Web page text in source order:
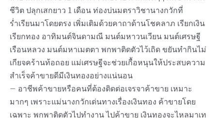
ชีวิต ปลุกเสกยาว 1 เดือน ท่องบ่นมตราวิชานางกวักที่
ร่ำเรียนมาโดยตรง เพิ่มเติมด้วยคาถาด้านโชคลาภ เรียกเงิน
เรียกทอง อาทิมนต์จินดามณี มนต์มหาวนเวียน มนต์เศรษฐี
เรือนหลวง มนต์มหาเมตตา พกพาติดตัวไว้เถิด ขยันทำกินไม่
เกียจคร้านท้อถอย แม่เศรษฐีจะช่วยเกื้อหนุนให้ประสบความ
สำเร็จค้าขายดีมีเงินทองอย่างแน่นอน
– อาชีพค้าขายหรือคนที่ต้องติดต่อเจรจาค้าขาย เหมาะ
มากๆ เพราะแม่นางกวักเด่นทางเรื่องเงินทอง ค้าขายโดย
เฉพาะ พกพาติดตัวไปทำงาน ไปค้าขาย เงินทองจะไหลมาเท